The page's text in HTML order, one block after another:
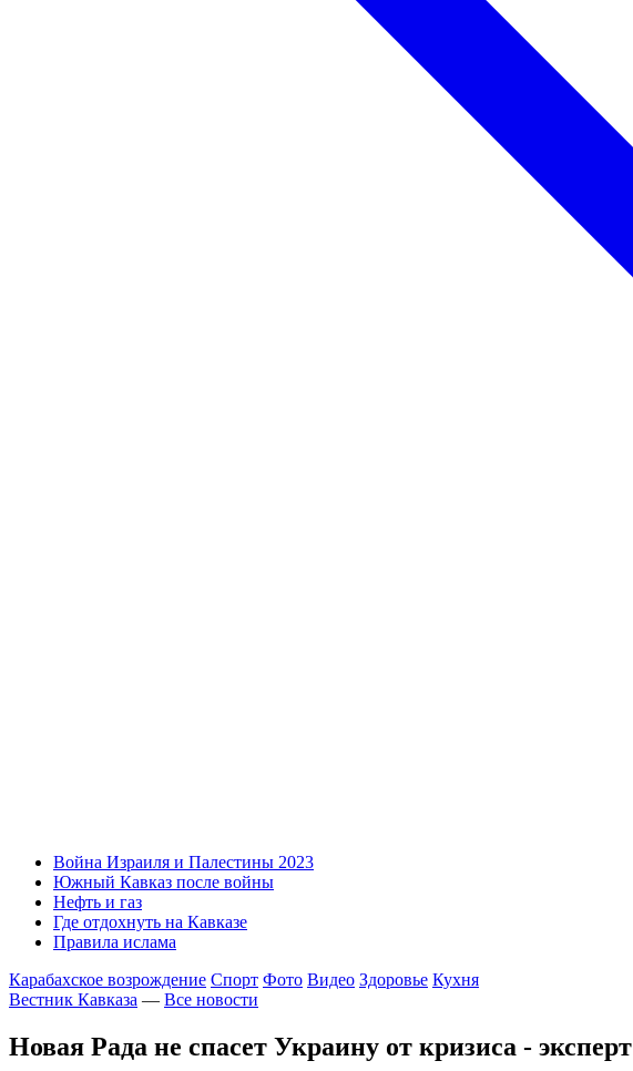
Война Израиля и Палестины 2023
Южный Кавказ после войны
Нефть и газ
Где отдохнуть на Кавказе
Правила ислама
Карабахское возрождение Спорт Фото Видео Здоровье Кухня
Вестник Кавказа — Все новости
Новая Рада не спасет Украину от кризиса - эксперт